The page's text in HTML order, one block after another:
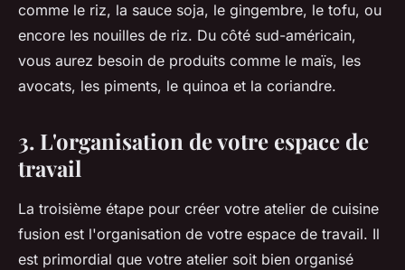
comme le riz, la sauce soja, le gingembre, le tofu, ou
encore les nouilles de riz. Du côté sud-américain,
vous aurez besoin de produits comme le maïs, les
avocats, les piments, le quinoa et la coriandre.
3. L'organisation de votre espace de
travail
La troisième étape pour créer votre atelier de cuisine
fusion est l'organisation de votre espace de travail. Il
est primordial que votre atelier soit bien organisé